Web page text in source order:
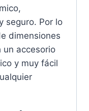
seguro. Por lo
dimensiones
un accesorio
y muy fácil